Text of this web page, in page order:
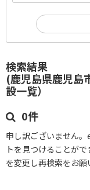
検索結果
(鹿児島県鹿児島
設一覧）
0件
申し訳ございません
トを見つけることが
を変更し再検索をお願